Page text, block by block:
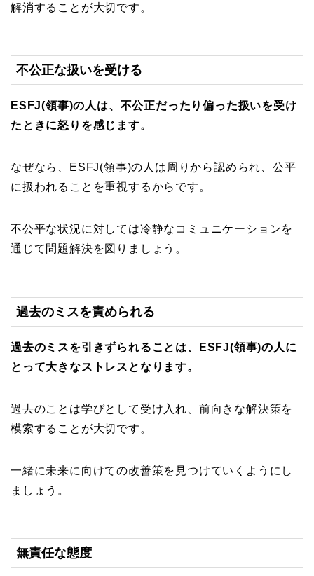
解消することが大切です。
不公正な扱いを受ける
ESFJ(領事)の人は、不公正だったり偏った扱いを受け
たときに怒りを感じます。
なぜなら、ESFJ(領事)の人は周りから認められ、公平
に扱われることを重視するからです。
不公平な状況に対しては冷静なコミュニケーションを
通じて問題解決を図りましょう。
過去のミスを責められる
過去のミスを引きずられることは、ESFJ(領事)の人に
とって大きなストレスとなります。
過去のことは学びとして受け入れ、前向きな解決策を
模索することが大切です。
一緒に未来に向けての改善策を見つけていくようにし
ましょう。
無責任な態度